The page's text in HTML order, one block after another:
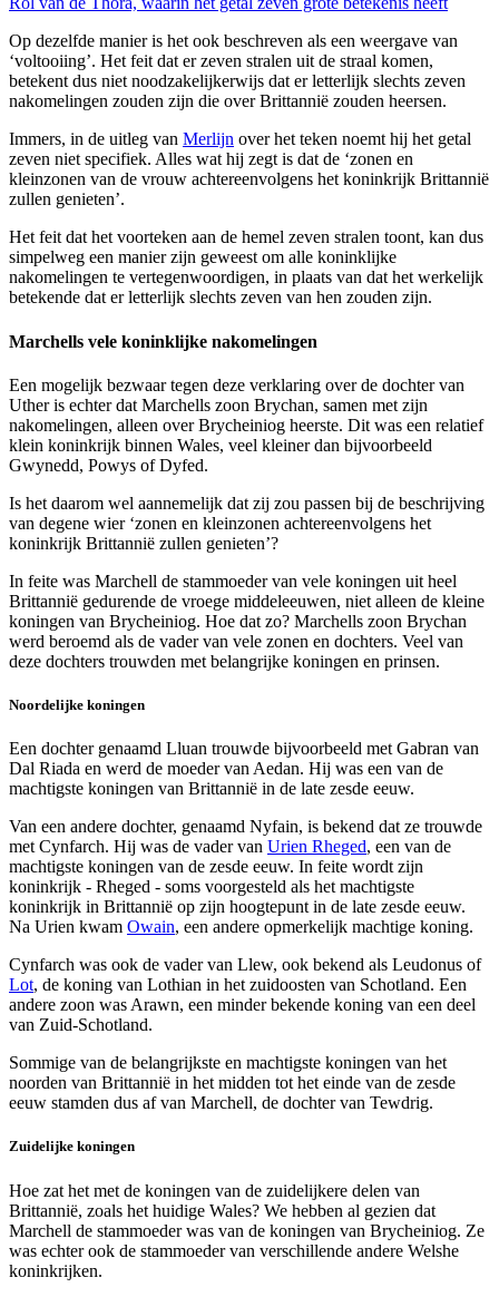
Op dezelfde manier is het ook beschreven als een weergave van
‘voltooiing’. Het feit dat er zeven stralen uit de straal komen,
betekent dus niet noodzakelijkerwijs dat er letterlijk slechts zeven
nakomelingen zouden zijn die over Brittannië zouden heersen.
Immers, in de uitleg van Merlijn over het teken noemt hij het getal
zeven niet specifiek. Alles wat hij zegt is dat de ‘zonen en
kleinzonen van de vrouw achtereenvolgens het koninkrijk Brittannië
zullen genieten’.
Het feit dat het voorteken aan de hemel zeven stralen toont, kan dus
simpelweg een manier zijn geweest om alle koninklijke
nakomelingen te vertegenwoordigen, in plaats van dat het werkelijk
betekende dat er letterlijk slechts zeven van hen zouden zijn.
Marchells vele koninklijke nakomelingen
Een mogelijk bezwaar tegen deze verklaring over de dochter van
Uther is echter dat Marchells zoon Brychan, samen met zijn
nakomelingen, alleen over Brycheiniog heerste. Dit was een relatief
klein koninkrijk binnen Wales, veel kleiner dan bijvoorbeeld
Gwynedd, Powys of Dyfed.
Is het daarom wel aannemelijk dat zij zou passen bij de beschrijving
van degene wier ‘zonen en kleinzonen achtereenvolgens het
koninkrijk Brittannië zullen genieten’?
In feite was Marchell de stammoeder van vele koningen uit heel
Brittannië gedurende de vroege middeleeuwen, niet alleen de kleine
koningen van Brycheiniog. Hoe dat zo? Marchells zoon Brychan
werd beroemd als de vader van vele zonen en dochters. Veel van
deze dochters trouwden met belangrijke koningen en prinsen.
Noordelijke koningen
Een dochter genaamd Lluan trouwde bijvoorbeeld met Gabran van
Dal Riada en werd de moeder van Aedan. Hij was een van de
machtigste koningen van Brittannië in de late zesde eeuw.
Van een andere dochter, genaamd Nyfain, is bekend dat ze trouwde
met Cynfarch. Hij was de vader van Urien Rheged, een van de
machtigste koningen van de zesde eeuw. In feite wordt zijn
koninkrijk - Rheged - soms voorgesteld als het machtigste
koninkrijk in Brittannië op zijn hoogtepunt in de late zesde eeuw.
Na Urien kwam Owain, een andere opmerkelijk machtige koning.
Cynfarch was ook de vader van Llew, ook bekend als Leudonus of
Lot, de koning van Lothian in het zuidoosten van Schotland. Een
andere zoon was Arawn, een minder bekende koning van een deel
van Zuid-Schotland.
Sommige van de belangrijkste en machtigste koningen van het
noorden van Brittannië in het midden tot het einde van de zesde
eeuw stamden dus af van Marchell, de dochter van Tewdrig.
Zuidelijke koningen
Hoe zat het met de koningen van de zuidelijkere delen van
Brittannië, zoals het huidige Wales? We hebben al gezien dat
Marchell de stammoeder was van de koningen van Brycheiniog. Ze
was echter ook de stammoeder van verschillende andere Welshe
koninkrijken.